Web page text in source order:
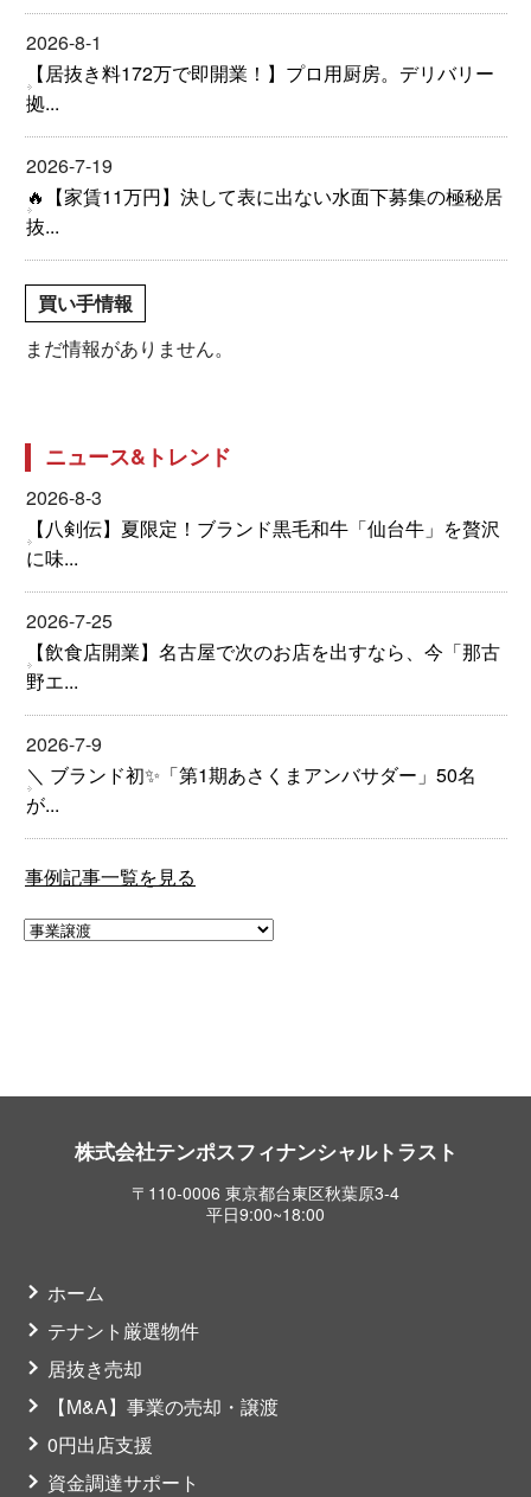
2026-8-1
【居抜き料172万で即開業！】プロ用厨房。デリバリー
拠...
2026-7-19
🔥【家賃11万円】決して表に出ない水面下募集の極秘居
抜...
買い手情報
まだ情報がありません。
ニュース&トレンド
2026-8-3
【八剣伝】夏限定！ブランド黒毛和牛「仙台牛」を贅沢
に味...
2026-7-25
【飲食店開業】名古屋で次のお店を出すなら、今「那古
野エ...
2026-7-9
＼ ブランド初✨「第1期あさくまアンバサダー」50名
が...
事例記事一覧を見る
株式会社テンポスフィナンシャルトラスト
〒110-0006 東京都台東区秋葉原3-4
平日9:00~18:00
ホーム
テナント厳選物件
居抜き売却
【M&A】事業の売却・譲渡
0円出店支援
資金調達サポート